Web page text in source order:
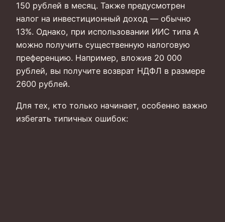
150 рублей в месяц. Также предусмотрен
налог на инвестиционный доход — обычно
13%. Однако, при использовании ИИС типа А
можно получить существенную налоговую
преференцию. Например, вложив 20 000
рублей, вы получите возврат НДФЛ в размере
2600 рублей.
Для тех, кто только начинает, особенно важно
избегать типичных ошибок: